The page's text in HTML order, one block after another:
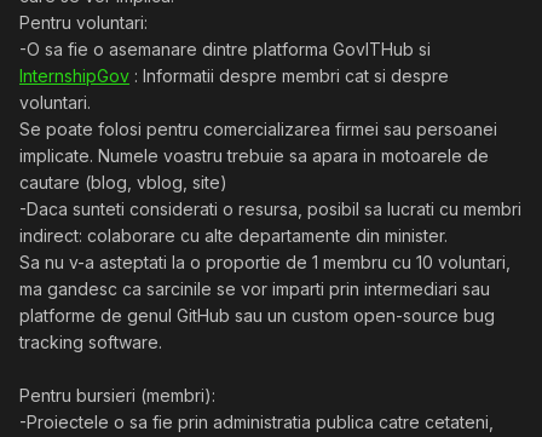
Pentru voluntari:
-O sa fie o asemanare dintre platforma GovITHub si
InternshipGov : Informatii despre membri cat si despre
voluntari.
Se poate folosi pentru comercializarea firmei sau persoanei
implicate. Numele voastru trebuie sa apara in motoarele de
cautare (blog, vblog, site)
-Daca sunteti considerati o resursa, posibil sa lucrati cu membri
indirect: colaborare cu alte departamente din minister.
Sa nu v-a asteptati la o proportie de 1 membru cu 10 voluntari,
ma gandesc ca sarcinile se vor imparti prin intermediari sau
platforme de genul GitHub sau un custom open-source bug
tracking software.
Pentru bursieri (membri):
-Proiectele o sa fie prin administratia publica catre cetateni,